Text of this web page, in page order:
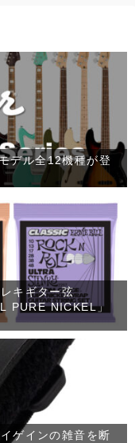
デル全12機種が登
キギター弦
PURE NICKEL」
ゲインの雑音を断